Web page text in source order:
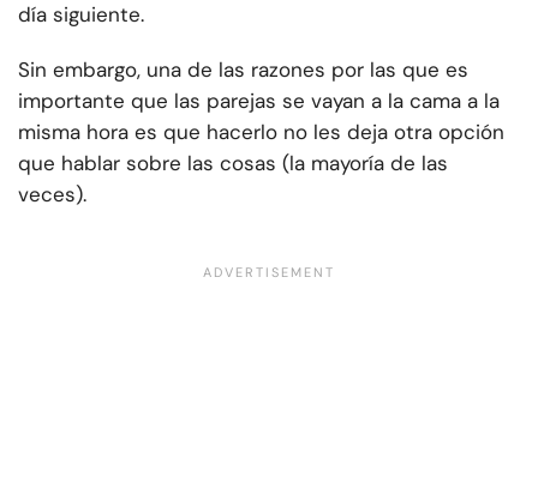
día siguiente.
Sin embargo, una de las razones por las que es
importante que las parejas se vayan a la cama a la
misma hora es que hacerlo no les deja otra opción
que hablar sobre las cosas (la mayoría de las
veces).